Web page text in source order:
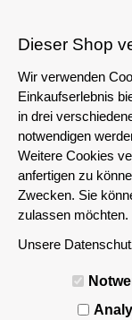
Das
Unternehmen i.S.d.
an
MENÜ
Dieser Shop
Wir verwenden
Einkaufserlebnis
in drei
notwendigen
Weitere Cookies
anfertigen zu
Zwecken. Sie
zulassen möchten.
Unsere